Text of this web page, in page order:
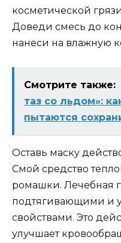
косметической
Доведи смесь до
нанеси на влажную
Смотрите также:
таз со льдом»:
пытаются
Оставь маску
Смой средство
ромашки. Лечебная
подтягивающими и
свойствами. Это
улучшает